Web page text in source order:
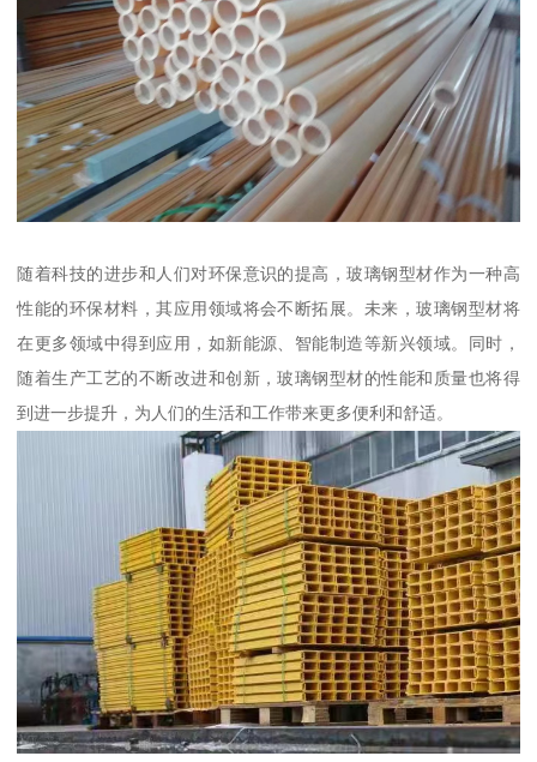
随着科技的进步和人们对环保意识的提高，玻璃钢型材作为一种高
性能的环保材料，其应用领域将会不断拓展。未来，玻璃钢型材将
在更多领域中得到应用，如新能源、智能制造等新兴领域。同时，
随着生产工艺的不断改进和创新，玻璃钢型材的性能和质量也将得
到进一步提升，为人们的生活和工作带来更多便利和舒适。